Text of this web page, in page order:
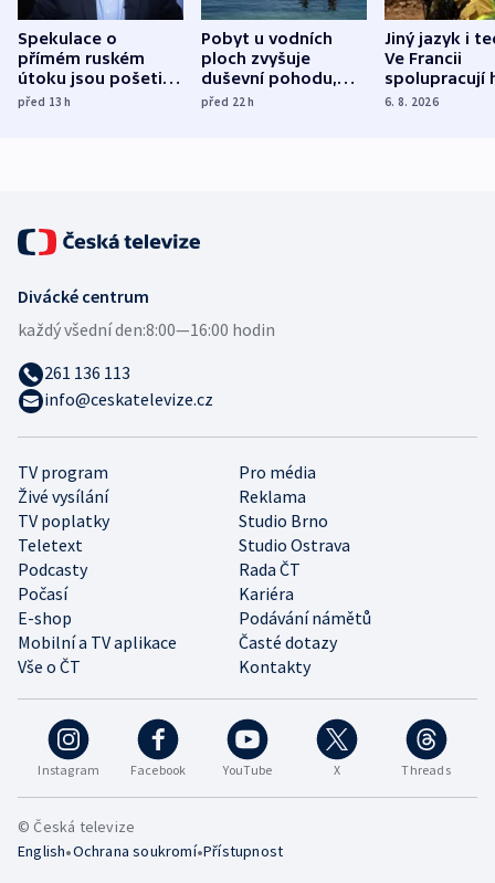
Spekulace o
přímém ruském
útoku jsou pošetilé,
míní estonský
před 13h
Pobyt u vodních
ploch zvyšuje
duševní pohodu,
ukázala
před 22h
Jiný jazyk i
Ve Francii
spolupracují
různých zemí
6. 8. 2026
Instagram Facebook YouTube X Threads
TV program
Pro média
Živé vysílání
Reklama
TV poplatky
Studio Brno
Teletext
Studio Ostrava
Podcasty
Rada ČT
Počasí
Kariéra
E-shop
Podávání námětů
Mobilní a TV aplikace
Časté dotazy
Vše o ČT
Kontakty
Divácké centrum
každý všední den:8:00—16:00 hodin
261 136 113
info@ceskatelevize.cz
© Česká televize
English•Ochrana soukromí•Přístupnost